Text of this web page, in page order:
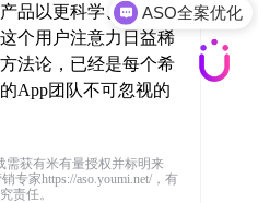
品以更科学、更高效
个用户注意力日益稀
法论，已经是每个希
App团队不可忽视的
获有米有量授权并标明来
专家https://aso.youmi.net/，有
责任。
ASO全案优化